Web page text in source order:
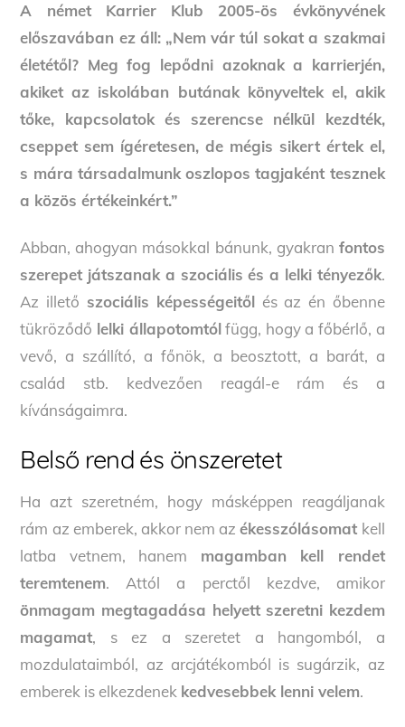
A német Karrier Klub 2005-ös évkönyvének
előszavában ez áll: „Nem vár túl sokat a szakmai
életétől? Meg fog lepődni azoknak a karrierjén,
akiket az iskolában butának könyveltek el, akik
tőke, kapcsolatok és szerencse nélkül kezdték,
cseppet sem ígéretesen, de mégis sikert értek el,
s mára társadalmunk oszlopos tagjaként tesznek
a közös értékeinkért.”
Abban, ahogyan másokkal bánunk, gyakran fontos
szerepet játszanak a szociális és a lelki tényezők.
Az illető szociális képességeitől és az én őbenne
tükröződő lelki állapotomtólfügg, hogy a főbérlő, a
vevő, a szállító, a főnök, a beosztott, a barát, a
család stb. kedvezően reagál-e rám és a
kívánságaimra.
Belső rend és önszeretet
Ha azt szeretném, hogy másképpen reagáljanak
rám az emberek, akkor nem azékesszólásomat kell
latba vetnem, hanem magamban kell rendet
teremtenem. Attól a perctől kezdve, amikor
önmagam megtagadása helyett szeretni kezdem
magamat, s ez a szeretet a hangomból, a
mozdulataimból, az arcjátékomból is sugárzik, az
emberek is elkezdenek kedvesebbek lenni velem.